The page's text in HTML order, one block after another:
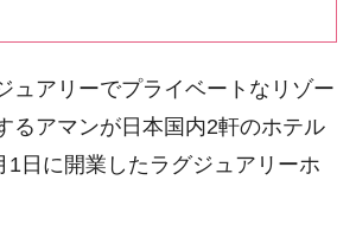
ュアリーでプライベートなリゾー
るアマンが日本国内2軒のホテル
1日に開業したラグジュアリーホ